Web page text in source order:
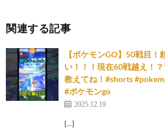
関連する記事
【ポケモンGO】50戦目
い！！！現在60戦越え！
教えてね！#shorts
#ポケモンgo
2025.12.19
[…]